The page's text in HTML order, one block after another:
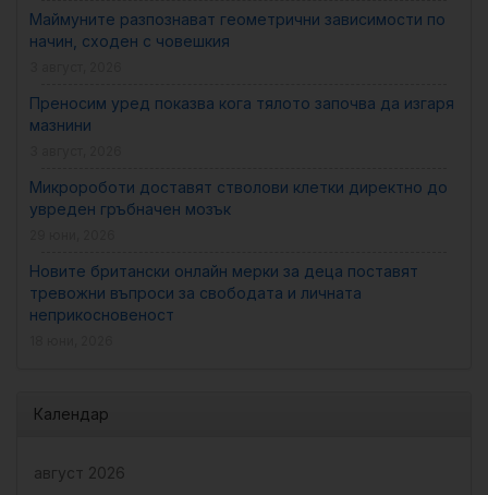
Маймуните разпознават геометрични зависимости по
начин, сходен с човешкия
Преносим уред показва кога тялото започва да изгаря
мазнини
Микророботи доставят стволови клетки директно до
увреден гръбначен мозък
Новите британски онлайн мерки за деца поставят
тревожни въпроси за свободата и личната
неприкосновеност
Календар
август 2026